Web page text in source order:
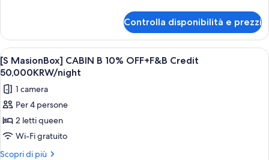
OFF+F&B
Credit
50,000KRW/night
MasionBox]
CABIN
S
10%
OFF+F&B
Credit
50,000KRW/night
Controlla disponibilità e prezzi
Apri
tutte
le
foto
per
[S
MasionBox]
CABIN
Una stanza moderna con una
1
[S MasionBox] CABIN B 10% OFF+F&B Credit
50,000KRW/night
1 camera
Per 4 persone
2 letti queen
Wi-Fi gratuito
Scopri di più
Altri